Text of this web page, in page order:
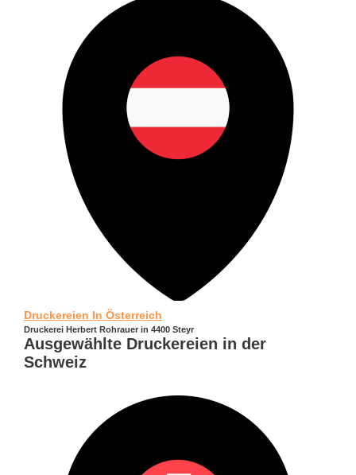
Druckereien In Österreich
Druckerei Herbert Rohrauer in 4400 Steyr
Ausgewählte Druckereien in der
Schweiz